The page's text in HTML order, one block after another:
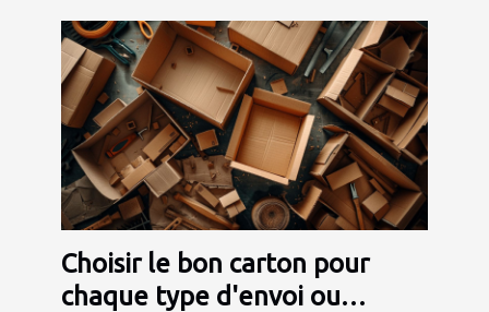
Choisir le bon carton pour
chaque type d'envoi ou